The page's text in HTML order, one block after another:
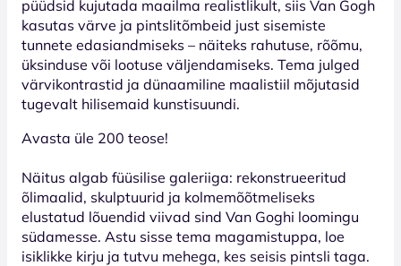
püüdsid kujutada maailma realistlikult, siis Van Gogh
kasutas värve ja pintslitõmbeid just sisemiste
tunnete edasiandmiseks – näiteks rahutuse, rõõmu,
üksinduse või lootuse väljendamiseks. Tema julged
värvikontrastid ja dünaamiline maalistiil mõjutasid
tugevalt hilisemaid kunstisuundi.
Avasta üle 200 teose!
Näitus algab füüsilise galeriiga: rekonstrueeritud
õlimaalid, skulptuurid ja kolmemõõtmeliseks
elustatud lõuendid viivad sind Van Goghi loomingu
südamesse. Astu sisse tema magamistuppa, loe
isiklikke kirju ja tutvu mehega, kes seisis pintsli taga.